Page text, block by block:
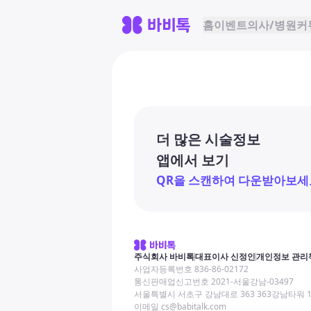
홈이벤트의사/병원커
더 많은 시술정보
앱에서 보기
QR을 스캔하여 다운받아보세
주식회사 바비톡대표이사 신정인개인정보 관리
사업자등록번호 836-86-02172
통신판매업신고번호 2021-서울강남-03497
서울특별시 서초구 강남대로 363 363강남타워
이메일 cs@babitalk.com